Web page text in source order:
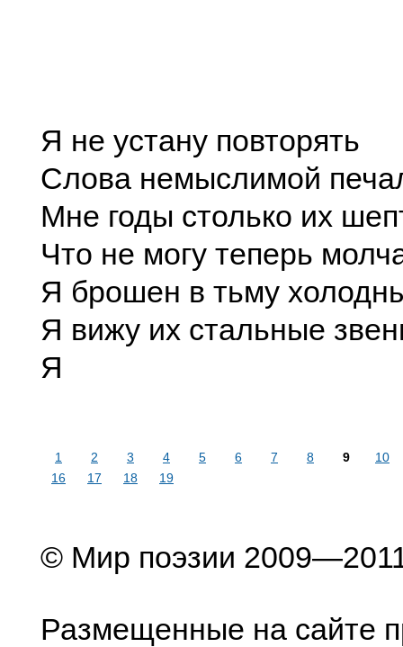
Я не устану повторять
Слова немыслимой
Мне годы столько их
Что не могу теперь
Я брошен в тьму
Я вижу их стальные
Я
1 2 3 4 5 6 7 8 9
10
16
17 18 19
© Мир поэзии
Размещенные на сайте